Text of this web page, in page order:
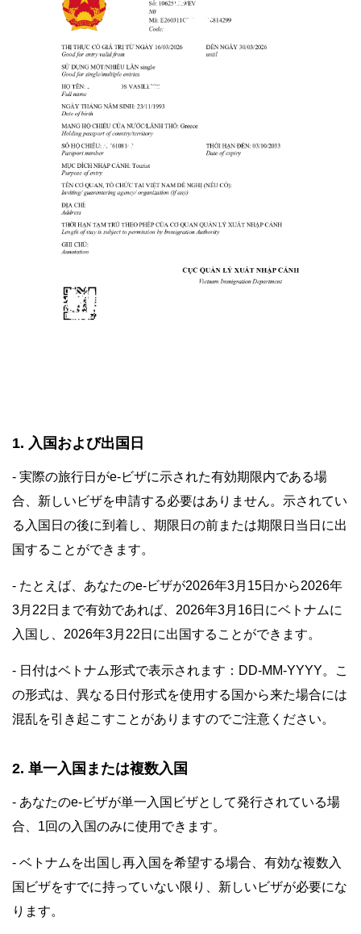
1. 入国および出国日
- 実際の旅行日がe-ビザに示された有効期限内である場
合、新しいビザを申請する必要はありません。示されてい
る入国日の後に到着し、期限日の前または期限日当日に出
国することができます。
- たとえば、あなたのe-ビザが2026年3月15日から2026年
3月22日まで有効であれば、2026年3月16日にベトナムに
入国し、2026年3月22日に出国することができます。
- 日付はベトナム形式で表示されます：DD-MM-YYYY。こ
の形式は、異なる日付形式を使用する国から来た場合には
混乱を引き起こすことがありますのでご注意ください。
2. 単一入国または複数入国
- あなたのe-ビザが単一入国ビザとして発行されている場
合、1回の入国のみに使用できます。
- ベトナムを出国し再入国を希望する場合、有効な複数入
国ビザをすでに持っていない限り、新しいビザが必要にな
ります。